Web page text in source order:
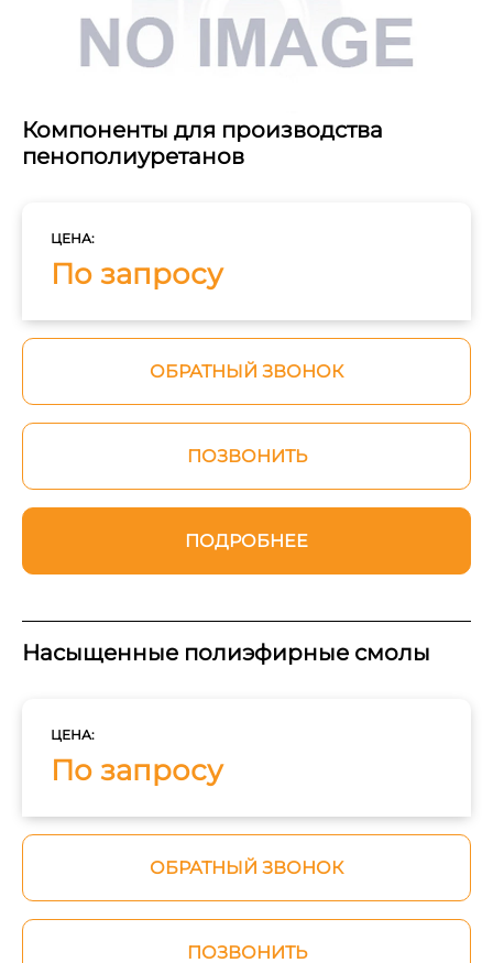
Компоненты для производства
пенополиуретанов
ЦЕНА:
По запросу
ОБРАТНЫЙ ЗВОНОК
ПОЗВОНИТЬ
ПОДРОБНЕЕ
Насыщенные полиэфирные смолы
ЦЕНА:
По запросу
ОБРАТНЫЙ ЗВОНОК
ПОЗВОНИТЬ